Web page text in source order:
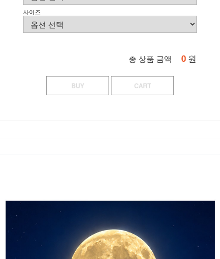
사이즈
총 상품 금액 0 원
BUY CART